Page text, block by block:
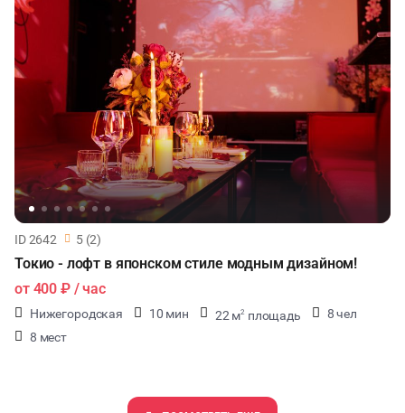
ID 2642 5 (2)
Токио - лофт в японском стиле модным дизайном!
от 400 ₽/ час
Нижегородская 10 мин 22 м2 площадь
8 чел
8 мест